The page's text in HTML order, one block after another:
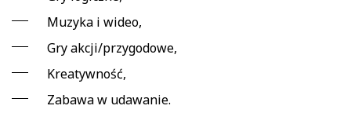
Muzyka i wideo,
Gry akcji/przygodowe,
Kreatywność,
Zabawa w udawanie.